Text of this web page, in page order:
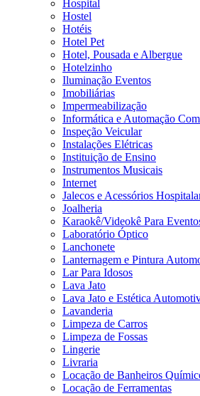
Hospital
Hostel
Hotéis
Hotel Pet
Hotel, Pousada e Albergue
Hotelzinho
Iluminação Eventos
Imobiliárias
Impermeabilização
Informática e Automação
Inspeção Veicular
Instalações Elétricas
Instituição de Ensino
Instrumentos Musicais
Internet
Jalecos e Acessórios
Joalheria
Karaokê/Videokê Para
Laboratório Óptico
Lanchonete
Lanternagem e Pintura
Lar Para Idosos
Lava Jato
Lava Jato e Estética
Lavanderia
Limpeza de Carros
Limpeza de Fossas
Lingerie
Livraria
Locação de Banheiros
Locação de Ferramentas